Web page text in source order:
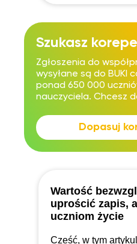
Szukasz
Zgłoszenia do
wysyłane są do BUKI
ponad 650 000
nauczyciela. Chcesz
Dopasuj
Wartość
uprościć zapis,
uczniom życie
Cześć, w tym